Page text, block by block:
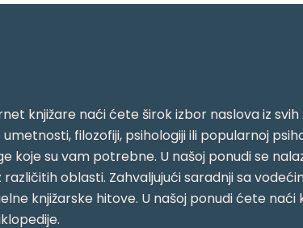
knjižare naći ćete širok izbor naslova iz
filozofiji, psihologiji ili popularnoj
koje su vam potrebne. U našoj ponudi se
različitih oblasti. Zahvaljujući saradnji sa
knjižarske hitove. U našoj ponudi ćete